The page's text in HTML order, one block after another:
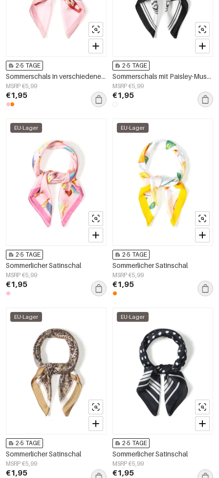
2-5 TAGE
Sommerschals in verschiedenen Farben, schlichtes Polyester, Alltagsaccessoires
MSRP €5,99
€1,95
2-5 TAGE
Sommerschals mit Paisley-Muster, lässiges Polyester, Alltagsaccessoires
MSRP €5,99
€1,95
EU-Lager
2-5 TAGE
Sommerlicher Satinschal
MSRP €5,99
€1,95
EU-Lager
2-5 TAGE
Sommerlicher Satinschal
MSRP €5,99
€1,95
EU-Lager
2-5 TAGE
Sommerlicher Satinschal
MSRP €5,99
€1,95
EU-Lager
2-5 TAGE
Sommerlicher Satinschal
MSRP €5,99
€1,95